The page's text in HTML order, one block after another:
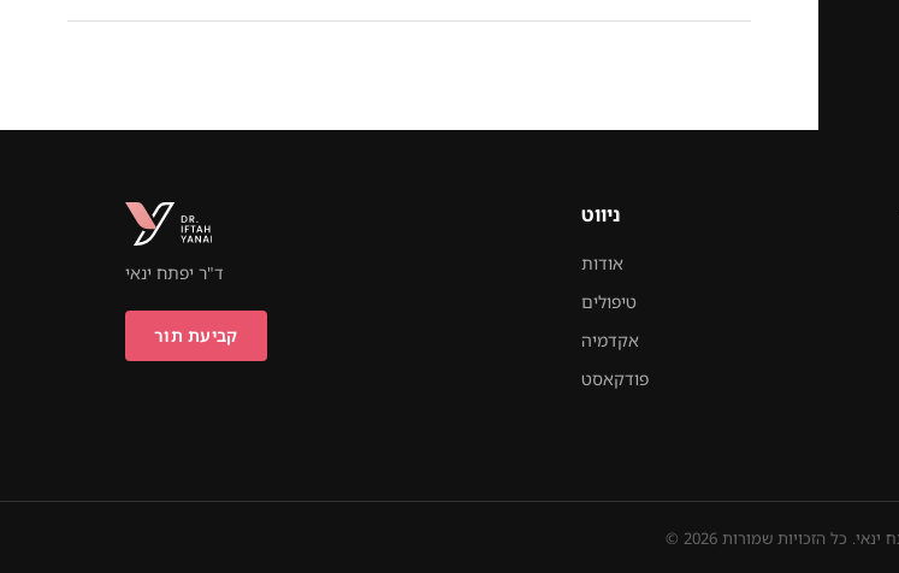
ד"ר יפתח ינאי
קביעת תור
ניווט
אודות
טיפולים
אקדמיה
פודקאסט